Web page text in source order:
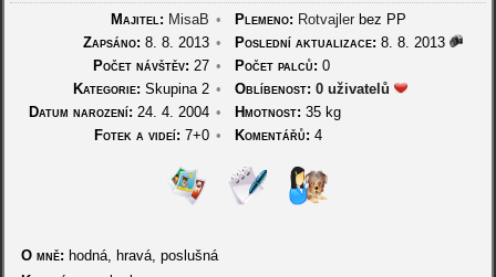
Majitel: MisaB • Plemeno: Rotvajlerbez PP
Zapsáno: 8. 8. 2013 • Poslední aktualizace: 8. 8. 2013
Počet návštěv: 27 • Počet palců: 0
Kategorie: Skupina 2 • Oblíbenost: 0 uživatelů
Datum narození: 24. 4. 2004 • Hmotnost: 35 kg
Fotek a videí: 7+0 • Komentářů: 4
O mně: hodná, hravá, poslušná